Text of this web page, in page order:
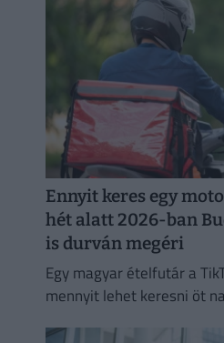
Ennyit keres egy
hét alatt 2026-ban
is durván megéri
Egy magyar ételfutár a
mennyit lehet keresni öt